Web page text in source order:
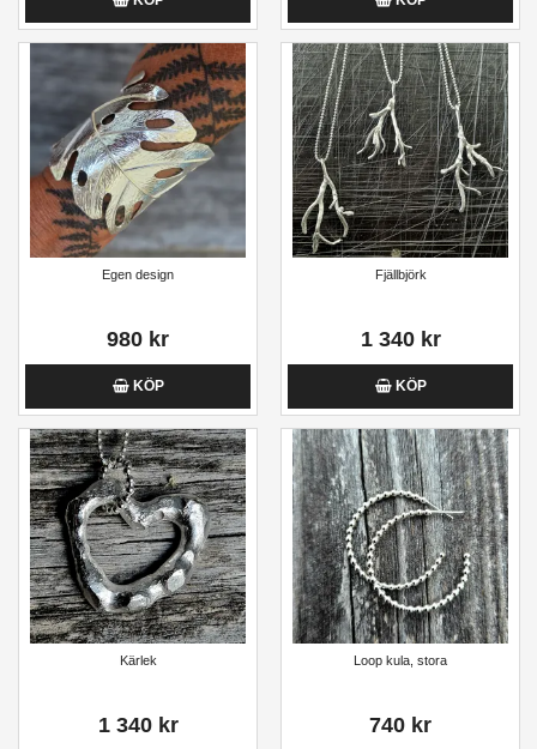
Egen design
980 kr
KÖP
Fjällbjörk
1 340 kr
KÖP
Kärlek
1 340 kr
Loop kula, stora
740 kr